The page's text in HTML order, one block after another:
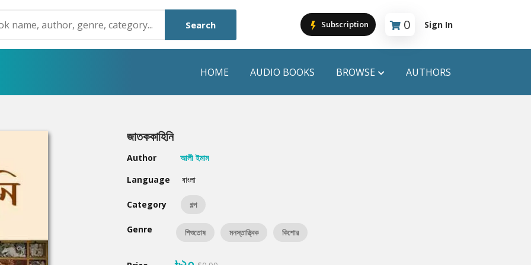
Search Subscription 0
Cart is empty
Sign In
HOME AUDIO BOOKS BROWSE
Humayun Ahmed
Mouri Morium
AUTHORS
জাতককাহিনি
Author
আলী ইমাম
Language
বাংলা
Category গল্প
Genre শিশুতোষ মনস্তাত্ত্বিক কিশোর